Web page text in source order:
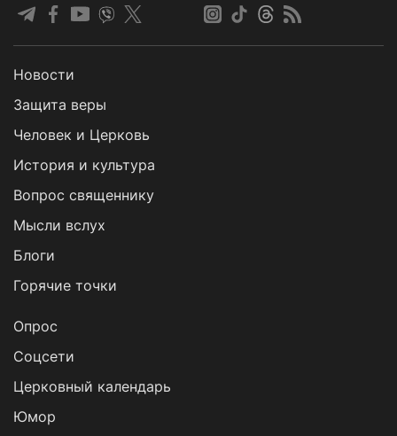
Новости
Защита веры
Человек и Церковь
История и культура
Вопрос священнику
Мысли вслух
Блоги
Горячие точки
Опрос
Cоцсети
Церковный календарь
Юмор